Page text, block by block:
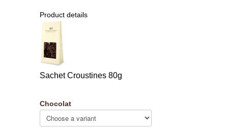
Product details
Sachet Croustines 80g
Chocolat